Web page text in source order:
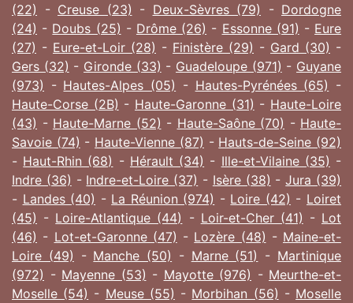
(22) - Creuse (23) - Deux-Sèvres (79) - Dordogne
(24) - Doubs (25) - Drôme (26) - Essonne (91) - Eure
(27) - Eure-et-Loir (28) - Finistère (29) - Gard (30) -
Gers (32) - Gironde (33) - Guadeloupe (971) - Guyane
(973) - Hautes-Alpes (05) - Hautes-Pyrénées (65) -
Haute-Corse (2B) - Haute-Garonne (31) - Haute-Loire
(43) - Haute-Marne (52) - Haute-Saône (70) - Haute-
Savoie (74) - Haute-Vienne (87) - Hauts-de-Seine (92)
- Haut-Rhin (68) - Hérault (34) - Ille-et-Vilaine (35) -
Indre (36) - Indre-et-Loire (37) - Isère (38) -Jura (39)
- Landes (40) - La Réunion (974) - Loire (42) - Loiret
(45) - Loire-Atlantique (44) - Loir-et-Cher (41) - Lot
(46) - Lot-et-Garonne (47) - Lozère (48) - Maine-et-
Loire (49) - Manche (50) - Marne (51) - Martinique
(972) - Mayenne (53) - Mayotte (976) - Meurthe-et-
Moselle (54) - Meuse (55) - Morbihan (56) - Moselle